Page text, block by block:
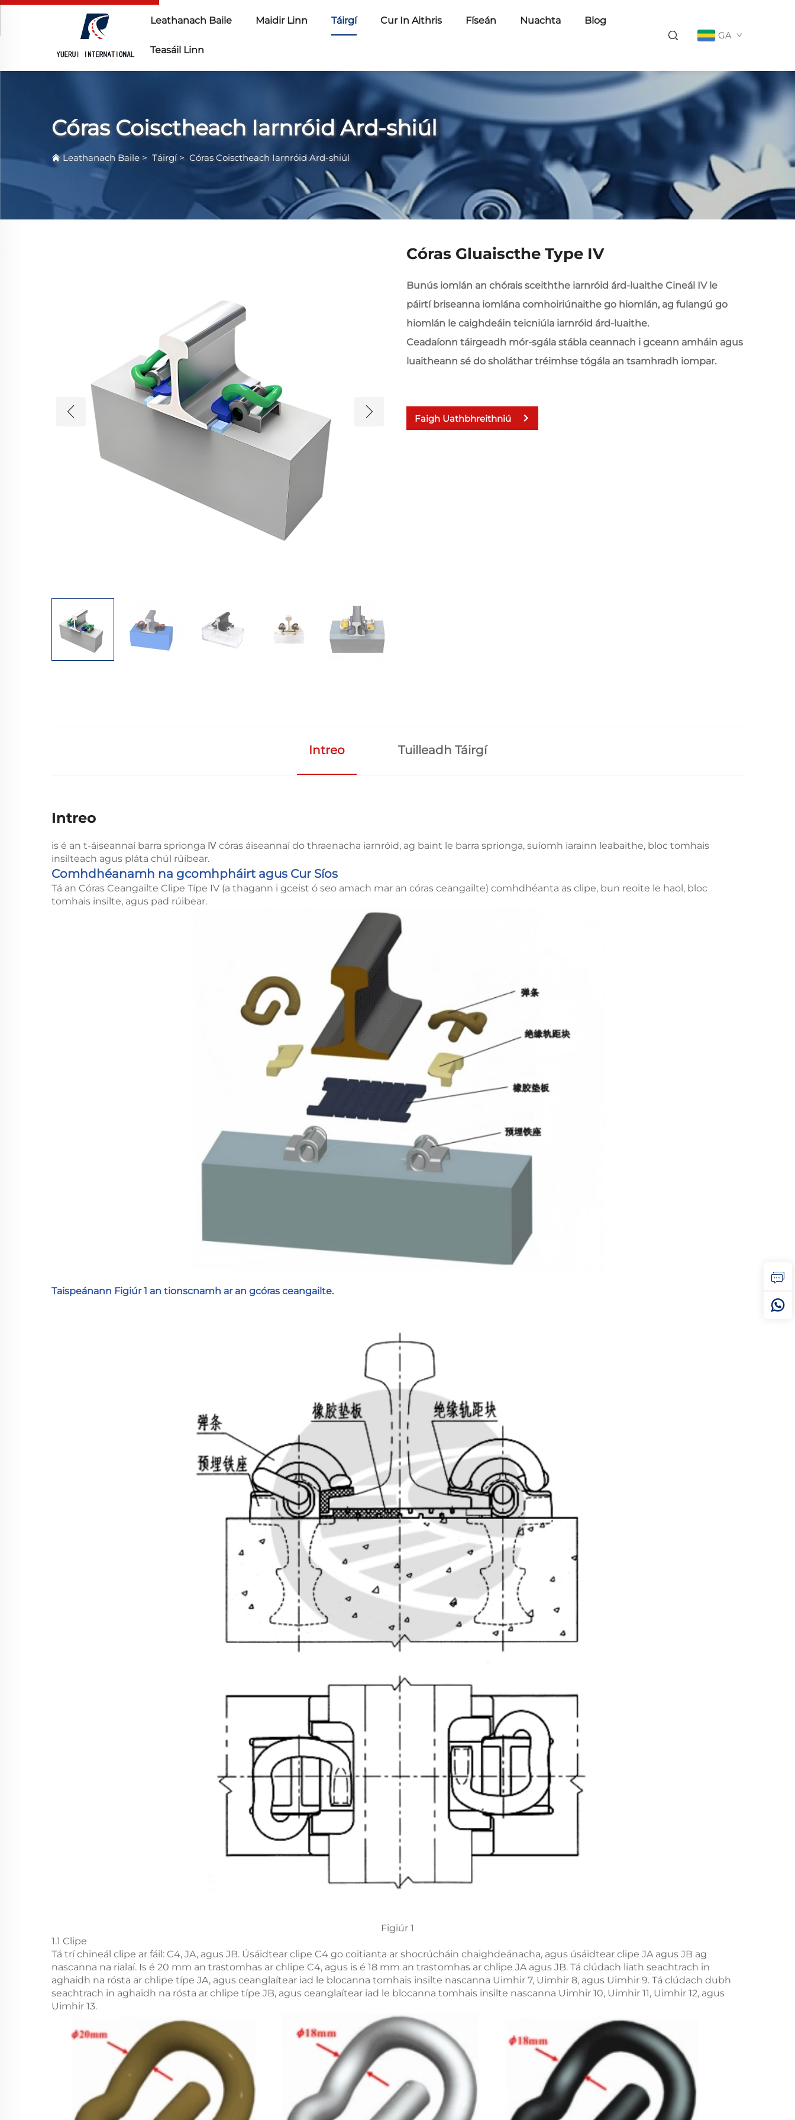
Leathanach Baile Maidir Linn Táirgí Cur In Aithris Físeán Nuachta Blog
Teasáil Linn
GA
Córas Coisctheach Iarnróid Ard-shiúl
Leathanach Baile > Táirgí> Córas Coisctheach Iarnróid Ard-shiúl
Córas Gluaiscthe Type IV
Bunús iomlán an chórais sceiththe iarnróid árd-luaithe Cineál IV le
páirtí briseanna iomlána comhoiriúnaithe go hiomlán, ag fulangú go
hiomlán le caighdeáin teicniúla iarnróid árd-luaithe.
Ceadaíonn táirgeadh mór-sgála stábla ceannach i gceann amháin agus
luaitheann sé do sholáthar tréimhse tógála an tsamhradh iompar.
Faigh Uathbhreithniú
Intreo Tuilleadh Táirgí
Intreo
is é an t-áiseannaí barra sprionga Ⅳ córas áiseannaí do thraenacha iarnróid, ag baint le barra sprionga, suíomh iarainn leabaithe, bloc tomhais
insilteach agus pláta chúl rúibear.
Comhdhéanamh na gcomhpháirt agus Cur Síos
Tá an Córas Ceangailte Clipe Típe IV (a thagann i gceist ó seo amach mar an córas ceangailte) comhdhéanta as clipe, bun reoite le haol, bloc
tomhais insilte, agus pad rúibear.
Taispeánann Figiúr 1 an tionscnamh ar an gcóras ceangailte.
Figiúr 1
1.1 Clipe
Tá trí chineál clipe ar fáil: C4, JA, agus JB. Úsáidtear clipe C4 go coitianta ar shocrúcháin chaighdeánacha, agus úsáidtear clipe JA agus JB ag
nascanna na rialaí. Is é 20 mm an trastomhas ar chlipe C4, agus is é 18 mm an trastomhas ar chlipe JA agus JB. Tá clúdach liath seachtrach in
aghaidh na rósta ar chlipe típe JA, agus ceanglaítear iad le blocanna tomhais insilte nascanna Uimhir 7, Uimhir 8, agus Uimhir 9. Tá clúdach dubh
seachtrach in aghaidh na rósta ar chlipe típe JB, agus ceanglaítear iad le blocanna tomhais insilte nascanna Uimhir 10, Uimhir 11, Uimhir 12, agus
Uimhir 13.